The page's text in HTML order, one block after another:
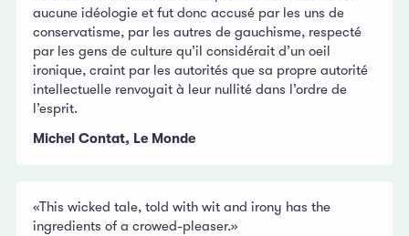
aucune idéologie et fut donc accusé par les uns de
conservatisme, par les autres de gauchisme, respecté
par les gens de culture qu’il considérait d’un oeil
ironique, craint par les autorités que sa propre autorité
intellectuelle renvoyait à leur nullité dans l’ordre de
l’esprit.
Michel Contat, Le Monde
«This wicked tale, told with wit and irony has the
ingredients of a crowed-pleaser.»